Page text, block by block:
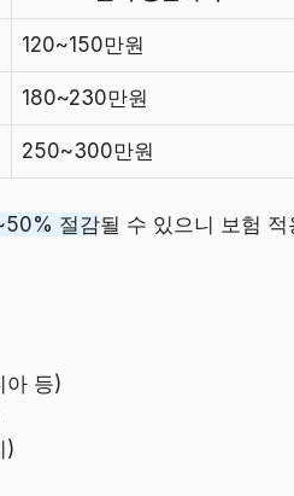
120~150만원
180~230만원
250~300만원
절감될 수 있으니 보험
아 등)
)